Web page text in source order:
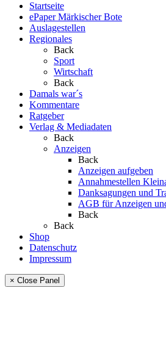
Startseite
ePaper Märkischer Bote
Auslagestellen
Regionales
Back
Sport
Wirtschaft
Back
Damals war´s
Kommentare
Ratgeber
Verlag & Mediadaten
Back
Anzeigen
Back
Anzeigen aufgeben
Annahmestellen
Danksagungen und
AGB für Anzeigen
Back
Back
Shop
Datenschutz
Impressum
× Close Panel